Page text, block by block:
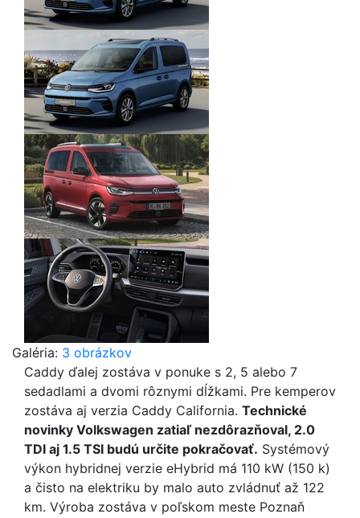
Galéria: 3 obrázkov
Caddy ďalej zostáva v ponuke s 2, 5 alebo 7
sedadlami a dvomi rôznymi dĺžkami. Pre kemperov
zostáva aj verzia Caddy California. Technické
novinky Volkswagen zatiaľ nezdôrazňoval, 2.0
TDI aj 1.5 TSI budú určite pokračovať. Systémový
výkon hybridnej verzie eHybrid má 110 kW (150 k)
a čisto na elektriku by malo auto zvládnuť až 122
km. Výroba zostáva v poľskom meste Poznaň